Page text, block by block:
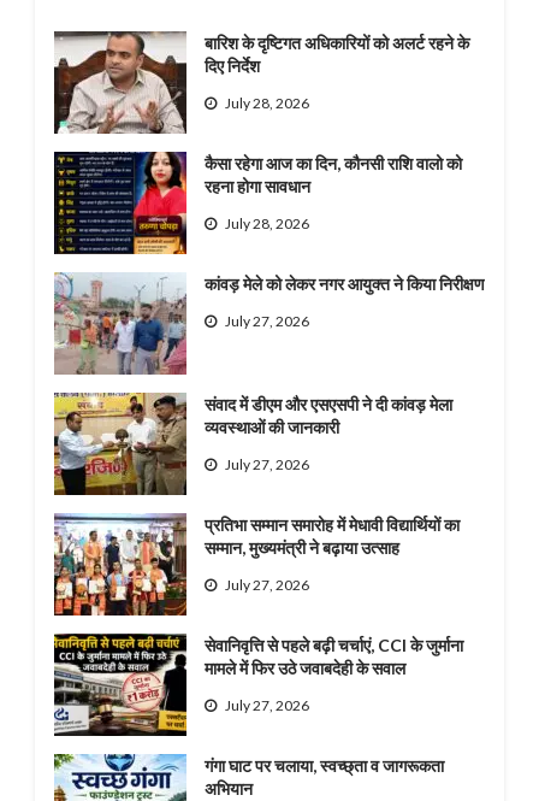
बारिश के दृष्टिगत अधिकारियों को अलर्ट रहने के
दिए निर्देश
July 28, 2026
कैसा रहेगा आज का दिन, कौनसी राशि वालो को
रहना होगा सावधान
July 28, 2026
कांवड़ मेले को लेकर नगर आयुक्त ने किया निरीक्षण
July 27, 2026
संवाद में डीएम और एसएसपी ने दी कांवड़ मेला
व्यवस्थाओं की जानकारी
July 27, 2026
प्रतिभा सम्मान समारोह में मेधावी विद्यार्थियों का
सम्मान, मुख्यमंत्री ने बढ़ाया उत्साह
July 27, 2026
सेवानिवृत्ति से पहले बढ़ी चर्चाएं, CCI के जुर्माना
मामले में फिर उठे जवाबदेही के सवाल
July 27, 2026
गंगा घाट पर चलाया, स्वच्छ्ता व जागरूकता
अभियान